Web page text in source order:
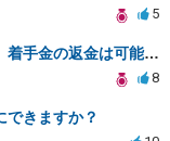
5
弁護士が入院し復代理人も対応せず、着手金の返金は可能か？
8
できますか？